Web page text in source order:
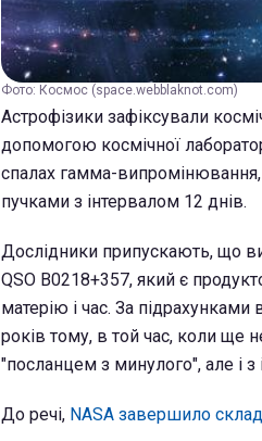
Фото: Космос (space.webblaknot.com)
Астрофізики зафіксували
допомогою космічної
спалах гамма-
пучками з інтервалом 12 днів.
Дослідники припускають, що
QSO B0218+357, який є
матерію і час. За
років тому, в той час, коли ще
"посланцем з минулого", але і з
До речі, NASA завершило